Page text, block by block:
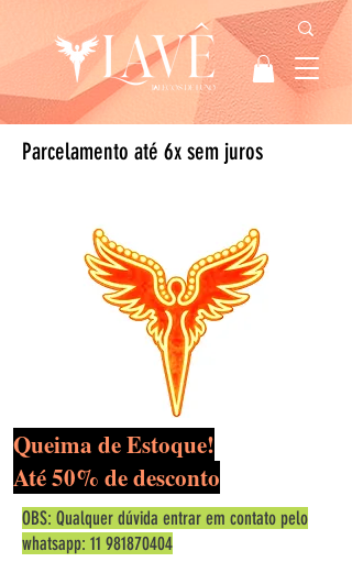
Queima de Estoque!
Até 50% de desconto
Parcelamento até 6x sem juros
OBS: Qualquer dúvida entrar em contato pelo
whatsapp: 11 981870404